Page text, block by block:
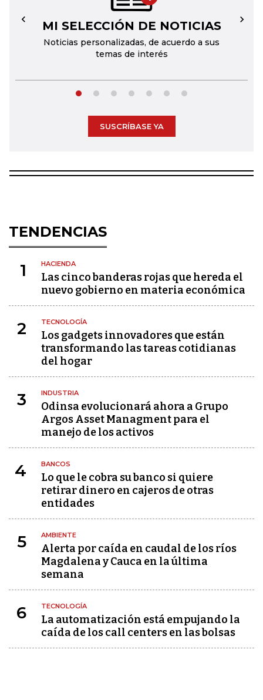
MI SELECCIÓN DE NOTICIAS
Noticias personalizadas, de acuerdo a sus
temas de interés
← →
SUSCRÍBASE YA
TENDENCIAS
1 HACIENDA
Las cinco banderas rojas que hereda el
nuevo gobierno en materia económica
2 TECNOLOGÍA
Los gadgets innovadores que están
transformando las tareas cotidianas
del hogar
3 INDUSTRIA
Odinsa evolucionará ahora a Grupo
Argos Asset Managment para el
manejo de los activos
4 BANCOS
Lo que le cobra su banco si quiere
retirar dinero en cajeros de otras
entidades
5 AMBIENTE
Alerta por caída en caudal de los ríos
Magdalena y Cauca en la última
semana
6 TECNOLOGÍA
La automatización está empujando la
caída de los call centers en las bolsas